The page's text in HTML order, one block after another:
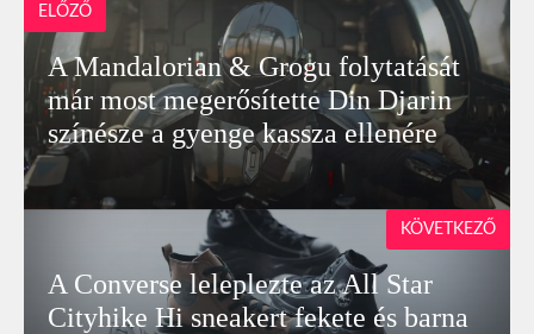
ELŐZŐ
A Mandalorian & Grogu folytatását
már most megerősítette Din Djarin
színésze a gyenge kassza ellenére
A Converse leleplezte az All Star
Cityhike Hi sneakert fekete és barna
KÖVETKEZŐ